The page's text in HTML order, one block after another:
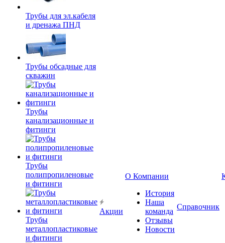
Трубы для эл.кабеля
и дренажа ПНД
Трубы обсадные для
скважин
Трубы
канализационные и
фитинги
Трубы
полипропиленовые
и фитинги
Трубы
металлопластиковые
и фитинги
Акции
О Компании
История
Наша
команда
Отзывы
Новости
Справочник